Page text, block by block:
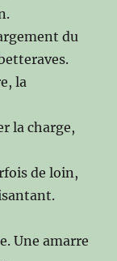
du
la
la charge,
de loin,
Une amarre